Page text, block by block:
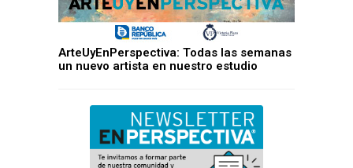
ArteUyEnPerspectiva: Todas las semanas
un nuevo artista en nuestro estudio